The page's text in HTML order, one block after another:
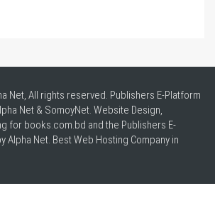
Net, All rights reserved. Publishers E-Platform
Net & SomoyNet. Website Design,
for books.com.bd and the Publishers E-
Alpha Net. BestWeb Hosting Company in